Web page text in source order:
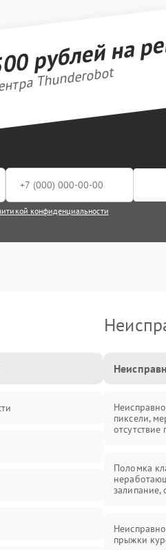
рублей на
Thunderobot
конфиденциальности
пиксели,
отсутствие
Поломка
залипание,
прыжки